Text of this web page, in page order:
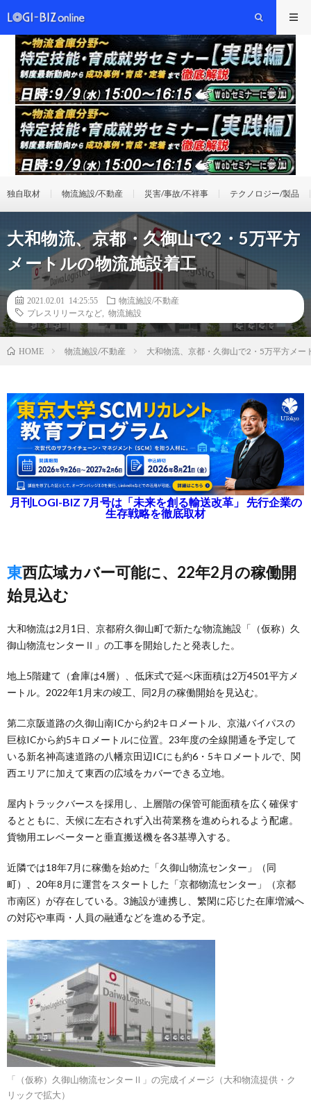
独自取材 物流施設/不動産 災害/事故/不祥事 テクノロジー/製品
大和物流、京都・久御山で2・5万平方
メートルの物流施設着工
2021.02.01 14:25:55
物流施設/不動産
プレスリリースなど
物流施設
HOME 物流施設/不動産 大和物流、京都・久御山で2・5万平方メー
月刊LOGI-BIZ 7月号は「未来を創る輸送改革」 先行企業の
生存戦略を徹底取材
東西広域カバー可能に、22年2月の稼働開
始見込む
大和物流は2月1日、京都府久御山町で新たな物流施設「（仮称）久
御山物流センターⅡ」の工事を開始したと発表した。
地上5階建て（倉庫は4層）、低床式で延べ床面積は2万4501平方メ
ートル。2022年1月末の竣工、同2月の稼働開始を見込む。
第二京阪道路の久御山南ICから約2キロメートル、京滋バイパスの
巨椋ICから約5キロメートルに位置。23年度の全線開通を予定して
いる新名神高速道路の八幡京田辺ICにも約6・5キロメートルで、関
西エリアに加えて東西の広域をカバーできる立地。
屋内トラックバースを採用し、上層階の保管可能面積を広く確保す
るとともに、天候に左右されず入出荷業務を進められるよう配慮。
貨物用エレベーターと垂直搬送機を各3基導入する。
近隣では18年7月に稼働を始めた「久御山物流センター」（同
町）、20年8月に運営をスタートした「京都物流センター」（京都
市南区）が存在している。3施設が連携し、繁閑に応じた在庫増減へ
の対応や車両・人員の融通などを進める予定。
「（仮称）久御山物流センターⅡ」の完成イメージ（大和物流提供・ク
リックで拡大）